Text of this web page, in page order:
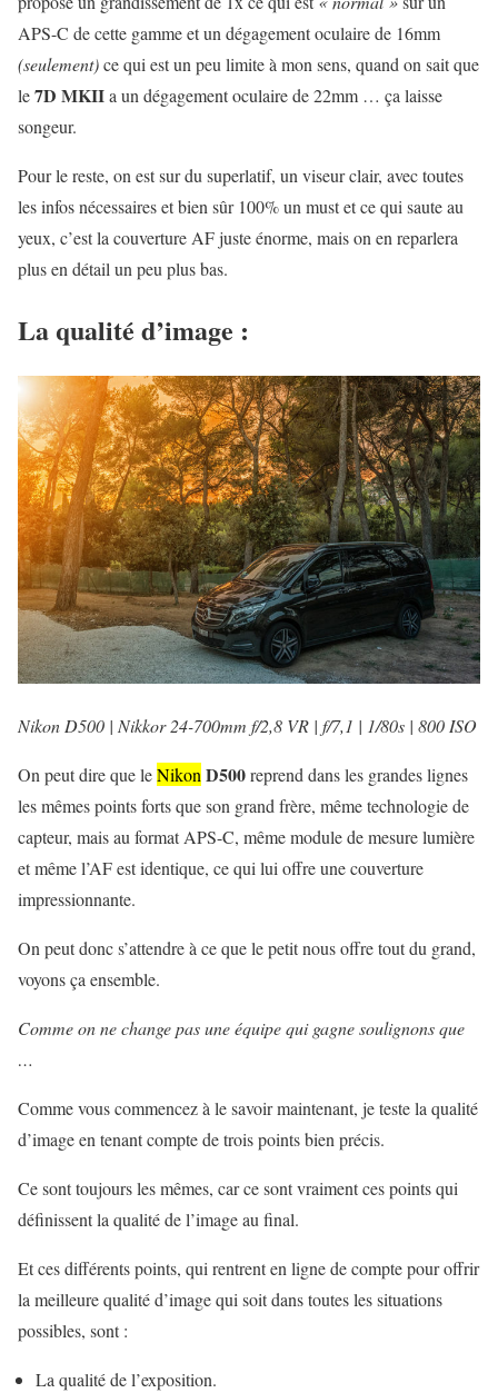
APS-C de cette gamme et un dégagement oculaire de 16mm
(seulement)ce qui est un peu limite à mon sens, quand on sait que
le7D MKIIa un dégagement oculaire de 22mm … ça laisse
songeur.
Pour le reste, on est sur du superlatif, un viseur clair, avec toutes
les infos nécessaires et bien sûr 100% un must et ce qui saute au
yeux, c’est la couverture AF juste énorme, mais on en reparlera
plus en détail un peu plus bas.
La qualité d’image :
Nikon D500 | Nikkor 24-700mm f/2,8 VR | f/7,1 | 1/80s | 800 ISO
On peut dire que leNikon D500reprend dans les grandes lignes
les mêmes points forts que son grand frère, même technologie de
capteur, mais au format APS-C, même module de mesure lumière
et même l’AF est identique, ce qui lui offre une couverture
impressionnante.
On peut donc s’attendre à ce que le petit nous offre tout du grand,
voyons ça ensemble.
Comme on ne change pas une équipe qui gagne soulignons que
…
Comme vous commencez à le savoir maintenant, je teste la qualité
d’image en tenant compte de trois points bien précis.
Ce sont toujours les mêmes, car ce sont vraiment ces points qui
définissent la qualité de l’image au final.
Et ces différents points, qui rentrent en ligne de compte pour offrir
la meilleure qualité d’image qui soit dans toutes les situations
possibles, sont :
La qualité de l’exposition.